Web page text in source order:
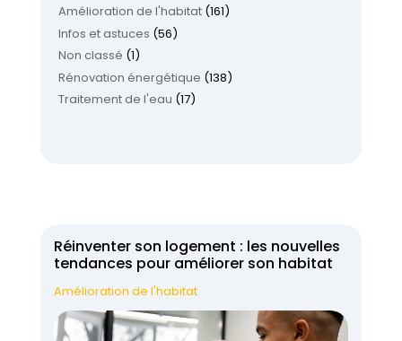
Amélioration de l'habitat(161)
Infos et astuces (56)
Non classé (1)
Rénovation énergétique (138)
Traitement de l'eau (17)
Réinventer son logement : les nouvelles
tendances pour améliorer son habitat
Amélioration de l'habitat